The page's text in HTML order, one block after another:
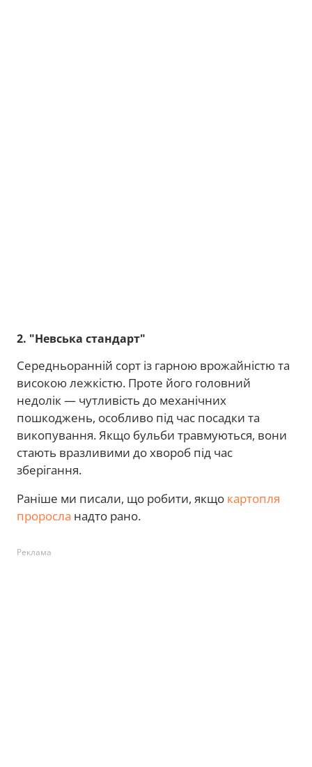
2. "Невська стандарт"
Середньоранній сорт із гарною врожайністю та
високою лежкістю. Проте його головний
недолік — чутливість до механічних
пошкоджень, особливо під час посадки та
викопування. Якщо бульби травмуються, вони
стають вразливими до хвороб під час
зберігання.
Раніше ми писали, що робити, якщо картопля
проросла надто рано.
Реклама